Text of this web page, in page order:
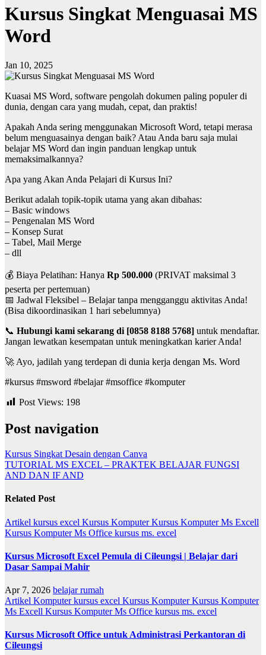
Kursus Singkat Menguasai MS
Word
Jan 10, 2025
Kuasai MS Word, software pengolah dokumen paling populer di
dunia, dengan cara yang mudah, cepat, dan praktis!
Apakah Anda sering menggunakan Microsoft Word, tetapi merasa
belum menguasainya dengan baik? Atau Anda baru saja mulai
belajar MS Word dan ingin panduan lengkap untuk
memaksimalkannya?
Apa yang Akan Anda Pelajari di Kursus Ini?
Berikut adalah topik-topik utama yang akan dibahas:
– Basic windows
– Pengenalan MS Word
– Konsep Surat
– Tabel, Mail Merge
– dll
💰 Biaya Pelatihan: Hanya Rp 500.000 (PRIVAT maksimal 3
peserta per pertemuan)
📅 Jadwal Fleksibel – Belajar tanpa mengganggu aktivitas Anda!
(Bisa dikoordinasikan 1 hari sebelumnya)
📞 Hubungi kami sekarang di [0858 8188 5768] untuk mendaftar.
Jangan lewatkan kesempatan untuk meningkatkan karier Anda!
🚀 Ayo, jadilah yang terdepan di dunia kerja dengan Ms. Word
#kursus #msword #belajar #msoffice #komputer
Post Views: 198
Post navigation
Kursus Singkat Desain dengan Canva
TUTORIAL MS EXCEL – PRAKTEK BELAJAR FUNGSI
AND DAN IF AND
Related Post
Artikel kursus excel Kursus KomputerKursus Komputer Ms Excell
Kursus Komputer Ms Office kursus ms. excel
Kursus Microsoft Excel Pemula di Cileungsi | Belajar dari
Dasar Sampai Mahir
Apr 7, 2026 belajar rumah
Artikel Komputerkursus excel Kursus KomputerKursus Komputer
Ms Excell Kursus Komputer Ms Office kursus ms. excel
Kursus Microsoft Office untuk Administrasi Perkantoran di
Cileungsi